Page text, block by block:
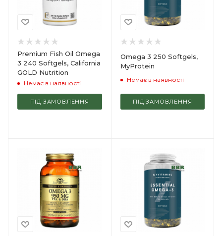
Premium Fish Oil Omega
3 240 Softgels, California
GOLD Nutrition
Немає в наявності
ПІД ЗАМОВЛЕННЯ
Omega 3 250 Softgels,
MyProtein
Немає в наявності
ПІД ЗАМОВЛЕННЯ